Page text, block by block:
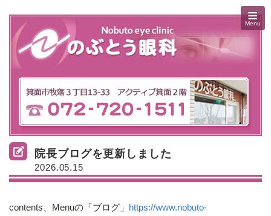
院長ブログを更新しました
2026.05.15
contents、Menuの「ブログ」 https://www.nobuto-
≡
Menu